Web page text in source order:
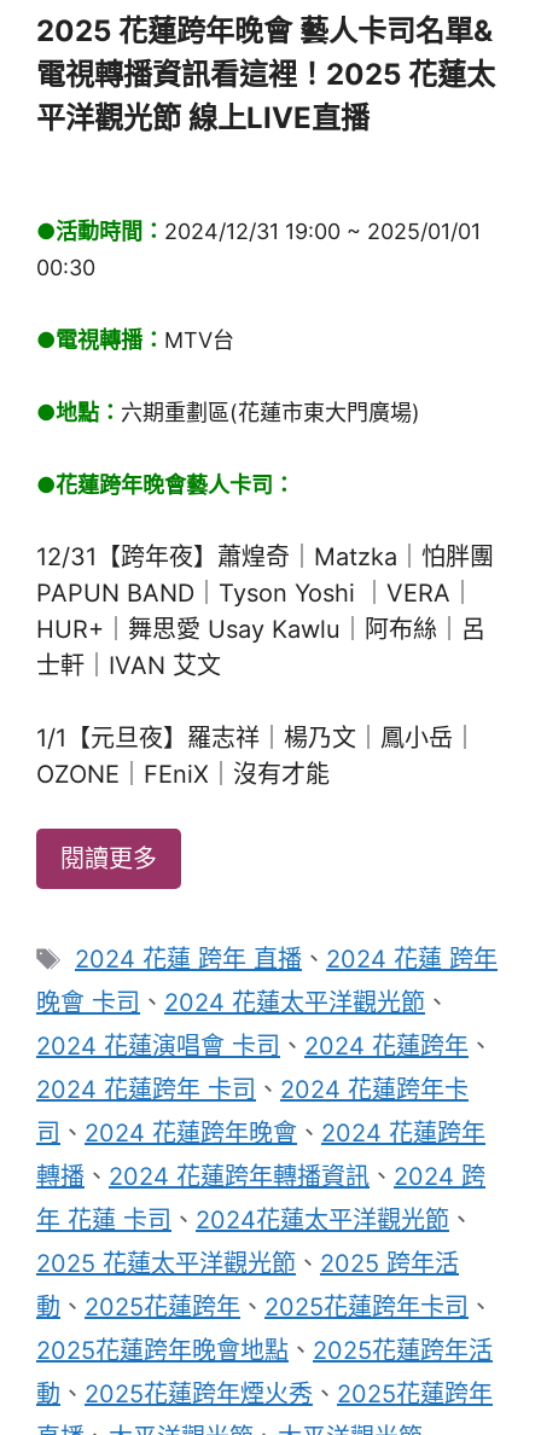
2025 花蓮跨年晚會 藝人卡司名單&
電視轉播資訊看這裡！2025 花蓮太
平洋觀光節 線上LIVE直播
●活動時間： 2024/12/31 19:00 ~ 2025/01/01
00:30
●電視轉播： MTV台
●地點： 六期重劃區(花蓮市東大門廣場)
●花蓮跨年晚會藝人卡司：
12/31【跨年夜】蕭煌奇｜Matzka｜怕胖團
PAPUN BAND｜Tyson Yoshi ｜VERA｜
HUR+｜舞思愛 Usay Kawlu｜阿布絲｜呂
士軒｜IVAN 艾文
1/1【元旦夜】羅志祥｜楊乃文｜鳳小岳｜
OZONE｜FEniX｜沒有才能
閱讀更多
標
籤
2024 花蓮 跨年 直播 、 2024 花蓮 跨年
晚會 卡司 、 2024 花蓮太平洋觀光節 、
2024 花蓮演唱會 卡司 、 2024 花蓮跨年 、
2024 花蓮跨年 卡司 、 2024 花蓮跨年卡
司 、 2024 花蓮跨年晚會 、 2024 花蓮跨年
轉播 、 2024 花蓮跨年轉播資訊 、 2024 跨
年 花蓮 卡司 、 2024花蓮太平洋觀光節 、
2025 花蓮太平洋觀光節 、 2025 跨年活
動 、 2025花蓮跨年 、 2025花蓮跨年卡司 、
2025花蓮跨年晚會地點 、 2025花蓮跨年活
動 、 2025花蓮跨年煙火秀 、 2025花蓮跨年